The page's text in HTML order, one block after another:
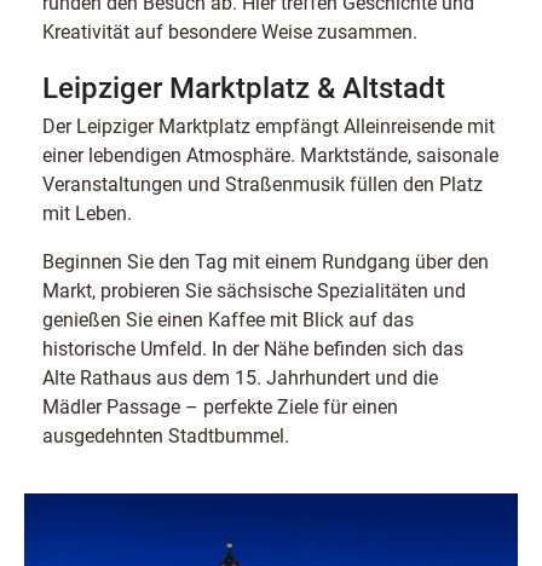
Kreativität auf besondere Weise zusammen.
Leipziger Marktplatz & Altstadt
Der Leipziger Marktplatz empfängt Alleinreisende mit
einer lebendigen Atmosphäre. Marktstände, saisonale
Veranstaltungen und Straßenmusik füllen den Platz
mit Leben.
Beginnen Sie den Tag mit einem Rundgang über den
Markt, probieren Sie sächsische Spezialitäten und
genießen Sie einen Kaffee mit Blick auf das
historische Umfeld. In der Nähe befinden sich das
Alte Rathaus aus dem 15. Jahrhundert und die
Mädler Passage – perfekte Ziele für einen
ausgedehnten Stadtbummel.